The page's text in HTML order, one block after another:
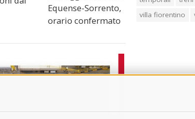
Equense-Sorrento,
orario confermato
villa fiorentino